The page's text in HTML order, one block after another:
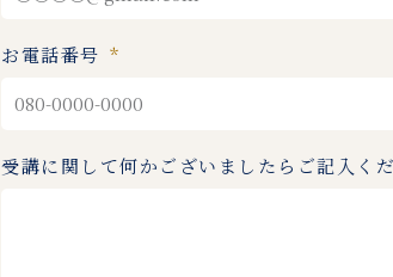
お電話番号
受講に関して何かございましたらご記入く